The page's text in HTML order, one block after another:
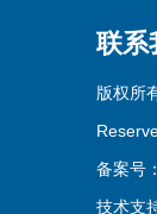
联系
版权所
备案号
技术支